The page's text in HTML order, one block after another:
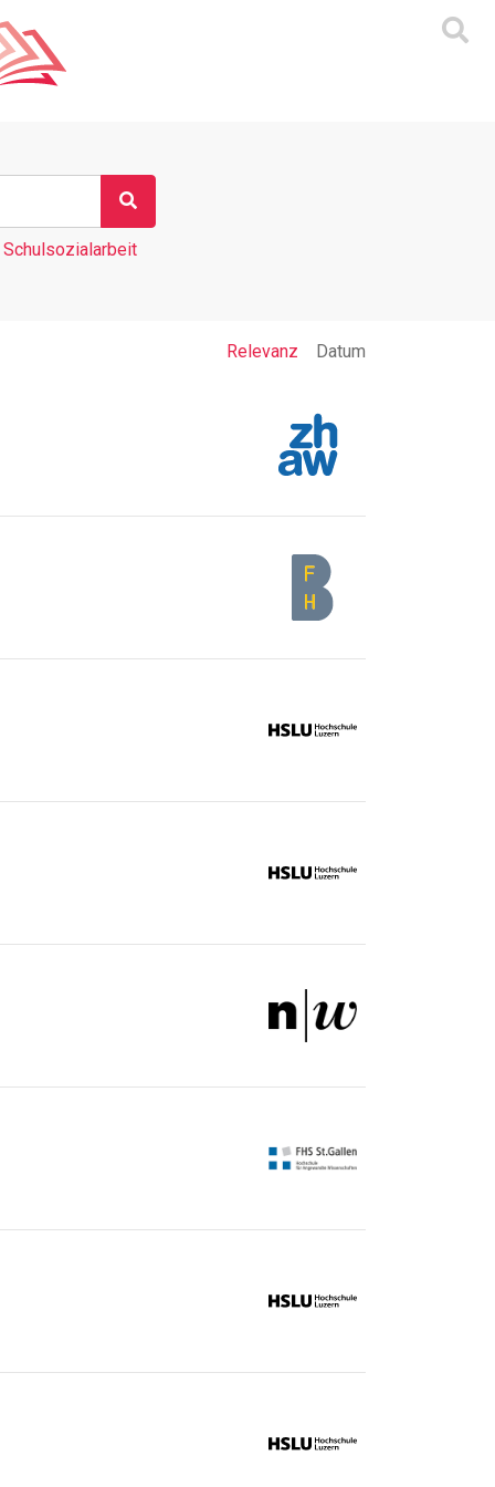
Schulsozialarbeit
Relevanz Datum